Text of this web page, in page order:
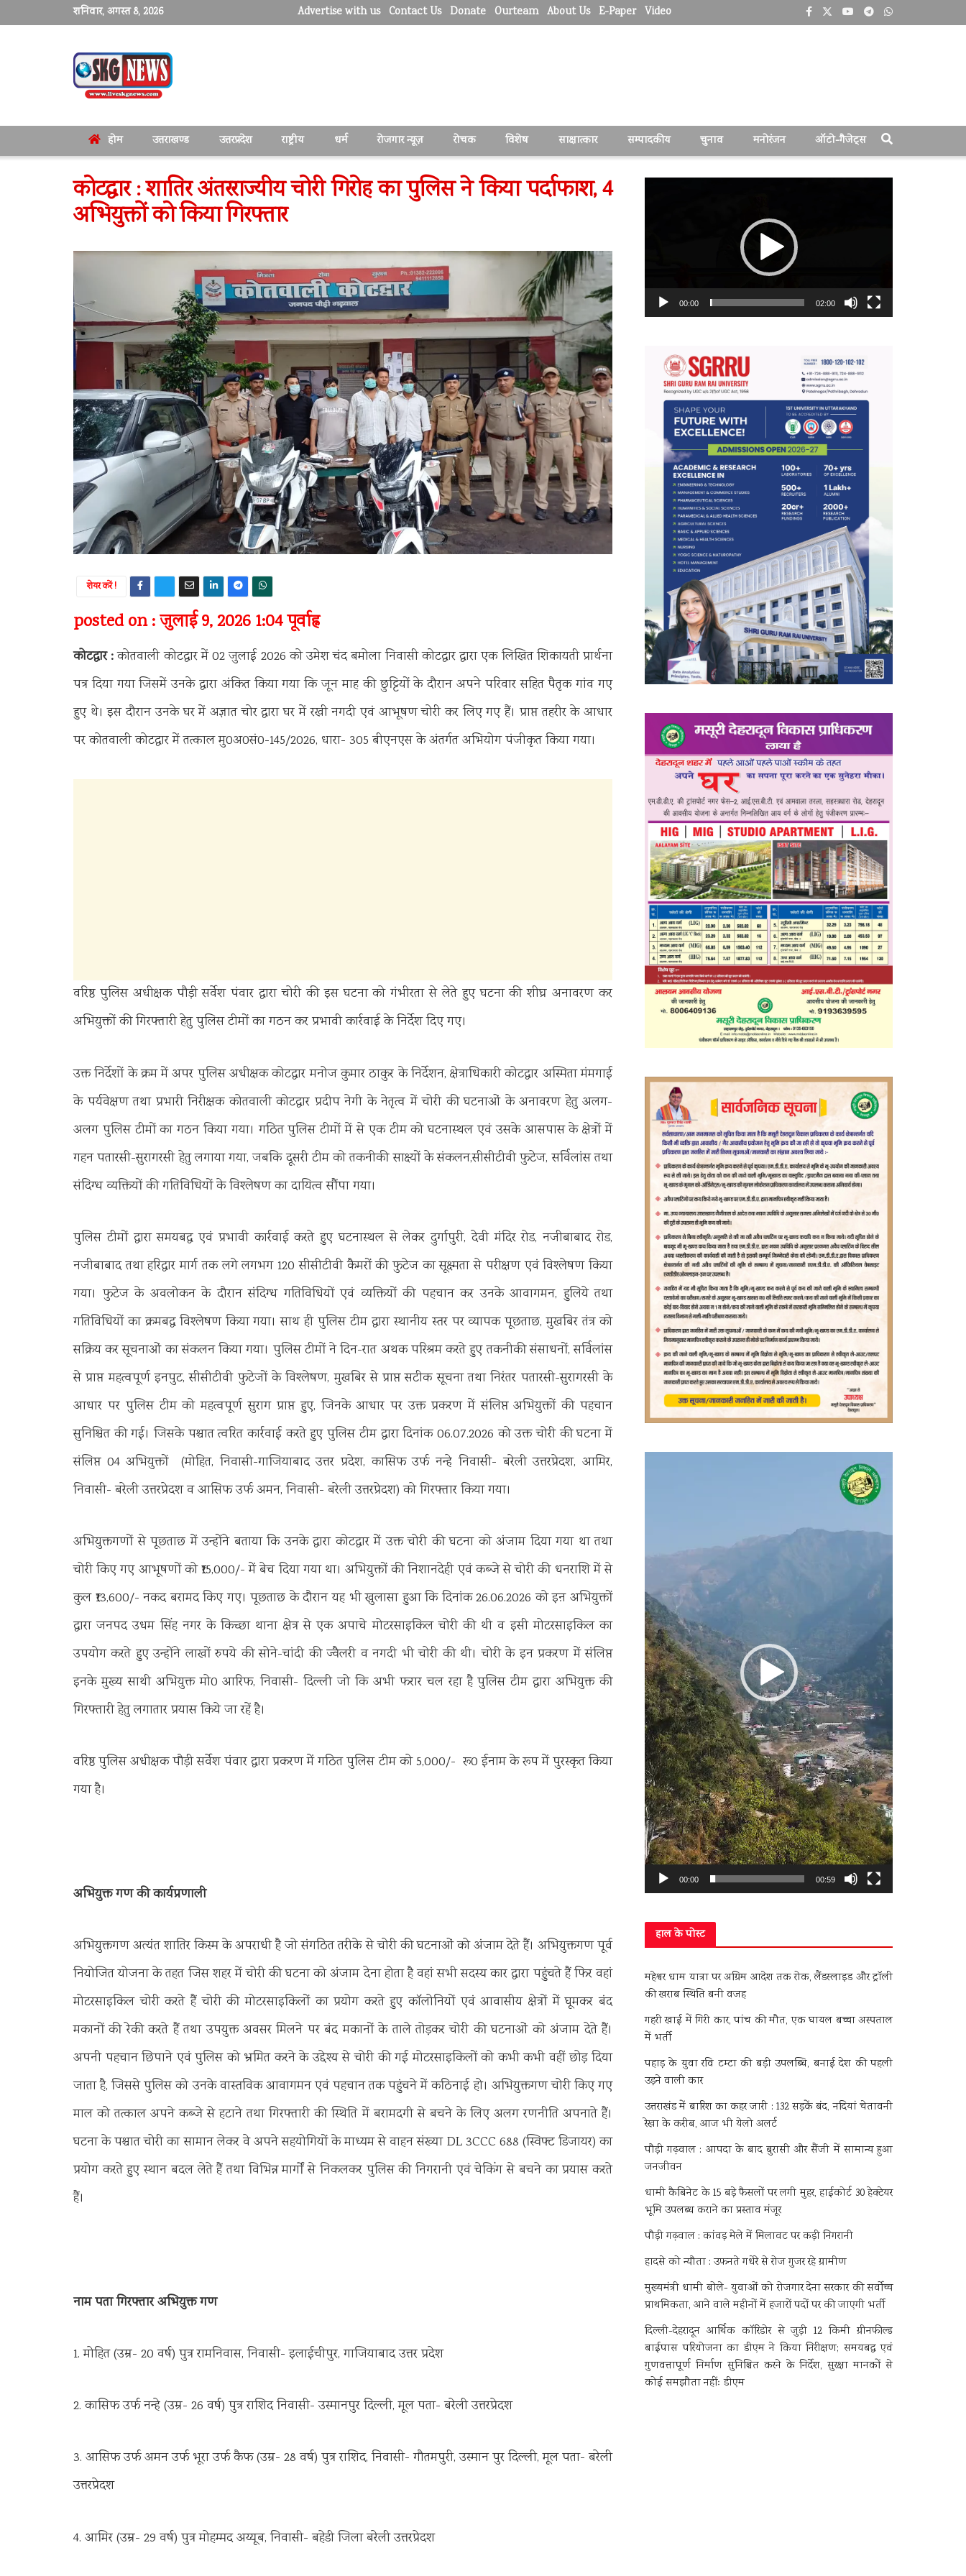
शनिवार, अगस्त 8, 2026 Advertise with us Contact Us Donate Ourteam About Us E-Paper Video
होम उत्तराखण्ड उत्तरप्रदेश राष्ट्रीय धर्म रोजगार न्यूज़ रोचक विशेष साक्षात्कार सम्पादकीय चुनाव मनोरंजन ऑटो-गैजेट्स
कोटद्वार : शातिर अंतरराज्यीय चोरी गिरोह का पुलिस ने किया पर्दाफाश, 4
अभियुक्तों को किया गिरफ्तार
शेयर करें !
posted on : जुलाई 9, 2026 1:04 पूर्वाह्न
कोटद्वार :कोतवाली कोटद्वार में 02 जुलाई 2026 को उमेश चंद बमोला निवासी कोटद्वार द्वारा एक लिखित शिकायती प्रार्थना
पत्र दिया गया जिसमें उनके द्वारा अंकित किया गया कि जून माह की छुट्टियों के दौरान अपने परिवार सहित पैतृक गांव गए
हुए थे। इस दौरान उनके घर में अज्ञात चोर द्वारा घर में रखी नगदी एवं आभूषण चोरी कर लिए गए हैं। प्राप्त तहरीर के आधार
पर कोतवाली कोटद्वार में तत्काल मु0अ0सं0-145/2026, धारा- 305 बीएनएस के अंतर्गत अभियोग पंजीकृत किया गया।
वरिष्ठ पुलिस अधीक्षक पौड़ी सर्वेश पंवार द्वारा चोरी की इस घटना को गंभीरता से लेते हुए घटना की शीघ्र अनावरण कर
अभियुक्तों की गिरफ्तारी हेतु पुलिस टीमों का गठन कर प्रभावी कार्रवाई के निर्देश दिए गए।
उक्त निर्देशों के क्रम में अपर पुलिस अधीक्षक कोटद्वार मनोज कुमार ठाकुर के निर्देशन, क्षेत्राधिकारी कोटद्वार अस्मिता मंमगाई
के पर्यवेक्षण तथा प्रभारी निरीक्षक कोतवाली कोटद्वार प्रदीप नेगी के नेतृत्व में चोरी की घटनाओं के अनावरण हेतु अलग-
अलग पुलिस टीमों का गठन किया गया। गठित पुलिस टीमों में से एक टीम को घटनास्थल एवं उसके आसपास के क्षेत्रों में
गहन पतारसी-सुरागरसी हेतु लगाया गया, जबकि दूसरी टीम को तकनीकी साक्ष्यों के संकलन,सीसीटीवी फुटेज, सर्विलांस तथा
संदिग्ध व्यक्तियों की गतिविधियों के विश्लेषण का दायित्व सौंपा गया।
पुलिस टीमों द्वारा समयबद्ध एवं प्रभावी कार्रवाई करते हुए घटनास्थल से लेकर दुर्गापुरी, देवी मंदिर रोड, नजीबाबाद रोड,
नजीबाबाद तथा हरिद्वार मार्ग तक लगे लगभग 120 सीसीटीवी कैमरों की फुटेज का सूक्ष्मता से परीक्षण एवं विश्लेषण किया
गया। फुटेज के अवलोकन के दौरान संदिग्ध गतिविधियों एवं व्यक्तियों की पहचान कर उनके आवागमन, हुलिये तथा
गतिविधियों का क्रमबद्ध विश्लेषण किया गया। साथ ही पुलिस टीम द्वारा स्थानीय स्तर पर व्यापक पूछताछ, मुखबिर तंत्र को
सक्रिय कर सूचनाओं का संकलन किया गया। पुलिस टीमों ने दिन-रात अथक परिश्रम करते हुए तकनीकी संसाधनों, सर्विलांस
से प्राप्त महत्वपूर्ण इनपुट, सीसीटीवी फुटेजों के विश्लेषण, मुखबिर से प्राप्त सटीक सूचना तथा निरंतर पतारसी-सुरागरसी के
आधार पर पुलिस टीम को महत्वपूर्ण सुराग प्राप्त हुए, जिनके आधार पर उक्त प्रकरण में संलिप्त अभियुक्तों की पहचान
सुनिश्चित की गई। जिसके पश्चात त्वरित कार्रवाई करते हुए पुलिस टीम द्वारा दिनांक 06.07.2026 को उक्त चोरी की घटना में
संलिप्त 04 अभियुक्तों (मोहित, निवासी-गाजियाबाद उत्तर प्रदेश, कासिफ उर्फ नन्हे निवासी- बरेली उत्तरप्रेदश, आमिर,
निवासी- बरेली उत्तरप्रेदश व आसिफ उर्फ अमन, निवासी- बरेली उत्तरप्रेदश) को गिरफ्तार किया गया।
अभियुक्तगणों से पूछताछ में उन्होंने बताया कि उनके द्वारा कोटद्वार में उक्त चोरी की घटना को अंजाम दिया गया था तथा
चोरी किए गए आभूषणों को ₹15,000/- में बेच दिया गया था। अभियुक्तों की निशानदेही एवं कब्जे से चोरी की धनराशि में से
कुल ₹13,600/- नकद बरामद किए गए। पूछताछ के दौरान यह भी खुलासा हुआ कि दिनांक 26.06.2026 को इऩ अभियुक्तों
द्वारा जनपद उधम सिंह नगर के किच्छा थाना क्षेत्र से एक अपाचे मोटरसाइकिल चोरी की थी व इसी मोटरसाइकिल का
उपयोग करते हुए उन्होंने लाखों रुपये की सोने-चांदी की ज्वैलरी व नगदी भी चोरी की थी। चोरी के इन प्रकरण में संलिप्त
इनके मुख्य साथी अभियुक्त मो0 आरिफ, निवासी- दिल्ली जो कि अभी फरार चल रहा है पुलिस टीम द्वारा अभियुक्त की
गिरफ्तारी हेतु लगातार प्रयास किये जा रहें है।
वरिष्ठ पुलिस अधीक्षक पौड़ी सर्वेश पंवार द्वारा प्रकरण में गठित पुलिस टीम को 5,000/- रू0 ईनाम के रूप में पुरस्कृत किया
गया है।
अभियुक्त गण की कार्यप्रणाली
अभियुक्तगण अत्यंत शातिर किस्म के अपराधी है जो संगठित तरीके से चोरी की घटनाओं को अंजाम देते हैं। अभियुक्तगण पूर्व
नियोजित योजना के तहत जिस शहर में चोरी की घटना को अंजाम देना होता है वहां सभी सदस्य कार द्वारा पहुंचते हैं फिर वहां
मोटरसाइकिल चोरी करते हैं चोरी की मोटरसाइकिलों का प्रयोग करते हुए कॉलोनियों एवं आवासीय क्षेत्रों में घूमकर बंद
मकानों की रेकी करते हैं तथा उपयुक्त अवसर मिलने पर बंद मकानों के ताले तोड़कर चोरी की घटनाओं को अंजाम देते हैं।
अपनी पहचान छिपाने एवं पुलिस को भ्रमित करने के उद्देश्य से चोरी की गई मोटरसाइकिलों को कभी कभी वहीं छोड़ दिया
जाता है, जिससे पुलिस को उनके वास्तविक आवागमन एवं पहचान तक पहुंचने में कठिनाई हो। अभियुक्तगण चोरी किए गए
माल को तत्काल अपने कब्जे से हटाने तथा गिरफ्तारी की स्थिति में बरामदगी से बचने के लिए अलग रणनीति अपनाते हैं।
घटना के पश्चात चोरी का सामान लेकर वे अपने सहयोगियों के माध्यम से वाहन संख्या DL 3CCC 688 (स्विफ्ट डिजायर) का
प्रयोग करते हुए स्थान बदल लेते हैं तथा विभिन्न मार्गों से निकलकर पुलिस की निगरानी एवं चेकिंग से बचने का प्रयास करते
हैं।
नाम पता गिरफ्तार अभियुक्त गण
1. मोहित (उम्र- 20 वर्ष) पुत्र रामनिवास, निवासी- इलाईचीपुर, गाजियाबाद उत्तर प्रदेश
2. कासिफ उर्फ नन्हे (उम्र- 26 वर्ष) पुत्र राशिद निवासी- उस्मानपुर दिल्ली, मूल पता- बरेली उत्तरप्रेदश
3. आसिफ उर्फ अमन उर्फ भूरा उर्फ कैफ (उम्र- 28 वर्ष) पुत्र राशिद, निवासी- गौतमपुरी, उस्मान पुर दिल्ली, मूल पता- बरेली
उत्तरप्रेदश
4. आमिर (उम्र- 29 वर्ष) पुत्र मोहम्मद अय्यूब, निवासी- बहेडी जिला बरेली उत्तरप्रेदश
00:00 02:00
00:00 00:59
हाल के पोस्ट
मद्महेश्वर धाम यात्रा पर अग्रिम आदेश तक रोक, लैंडस्लाइड और ट्रॉली
की खराब स्थिति बनी वजह
गहरी खाई में गिरी कार, पांच की मौत, एक घायल बच्चा अस्पताल
में भर्ती
पहाड़ के युवा रवि टम्टा की बड़ी उपलब्धि, बनाई देश की पहली
उड़ने वाली कार
उत्तराखंड में बारिश का कहर जारी : 132 सड़कें बंद, नदियां चेतावनी
रेखा के करीब, आज भी येलो अलर्ट
पौड़ी गढ़वाल : आपदा के बाद बुरासी और सैंजी में सामान्य हुआ
जनजीवन
धामी कैबिनेट के 15 बड़े फैसलों पर लगी मुहर, हाईकोर्ट 30 हेक्टेयर
भूमि उपलब्ध कराने का प्रस्ताव मंजूर
पौड़ी गढ़वाल : कांवड़ मेले में मिलावट पर कड़ी निगरानी
हादसे को न्यौता : उफनते गधेरे से रोज गुजर रहे ग्रामीण
मुख्यमंत्री धामी बोले- युवाओं को रोजगार देना सरकार की सर्वोच्च
प्राथमिकता, आने वाले महीनों में हजारों पदों पर की जाएगी भर्ती
दिल्ली-देहरादून आर्थिक कॉरिडोर से जुड़ी 12 किमी ग्रीनफील्ड
बाईपास परियोजना का डीएम ने किया निरीक्षण; समयबद्ध एवं
गुणवत्तापूर्ण निर्माण सुनिश्चित करने के निर्देश, सुरक्षा मानकों से
कोई समझौता नहींः डीएम